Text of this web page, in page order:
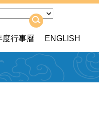
度行事曆 ENGLISH